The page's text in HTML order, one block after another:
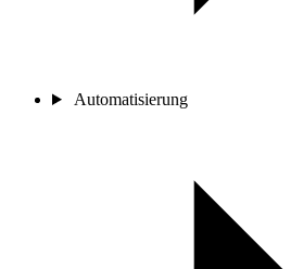
Automatisierung